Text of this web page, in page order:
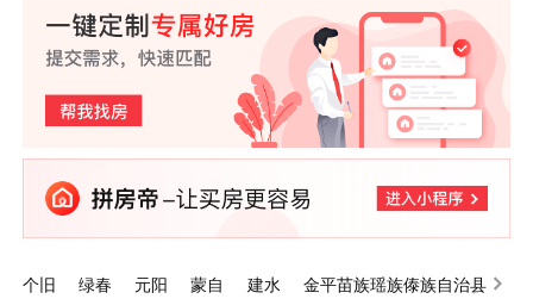
个旧 绿春 元阳 蒙自 建水
金平苗族瑶族傣族自治县